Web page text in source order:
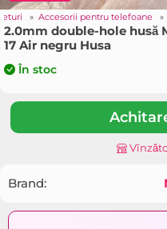
» Accesorii pentru telefoane »
2.0mm double-hole husă
17 Air negru Husa
În stoc
Brand: